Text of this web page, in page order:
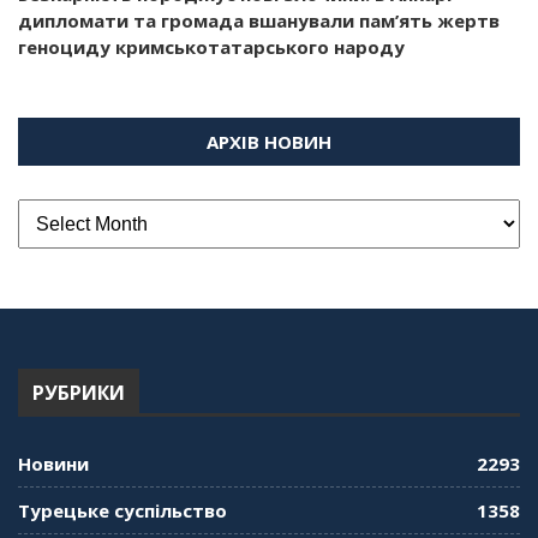
дипломати та громада вшанували пам’ять жертв
геноциду кримськотатарського народу
АРХІВ НОВИН
РУБРИКИ
Новини
2293
Турецьке суспільство
1358